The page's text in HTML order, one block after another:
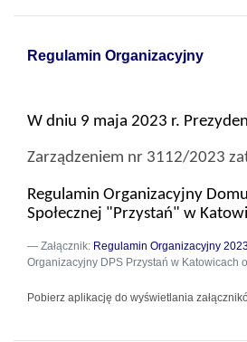
Regulamin Organizacyjny
W dniu 9 maja 2023 r.
Zarządzeniem nr 3112/2023
Regulamin Organizacyjny
Społecznej "Przystań" w
Załącznik: Regulamin Organizacyjny
Organizacyjny DPS Przystań w Katowicach
Pobierz aplikację do wyświetlania